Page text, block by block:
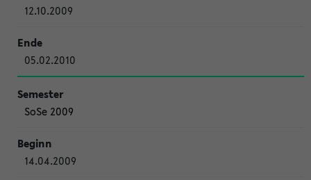
12.10.2009
05.02.2010
SoSe 2009
14.04.2009